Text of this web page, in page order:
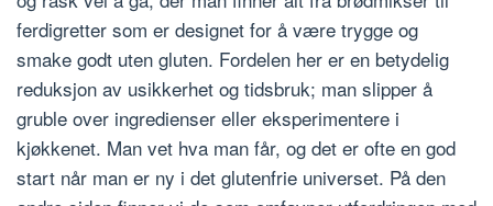
ferdigretter som er designet for å være trygge og
smake godt uten gluten. Fordelen her er en betydelig
reduksjon av usikkerhet og tidsbruk; man slipper å
gruble over ingredienser eller eksperimentere i
kjøkkenet. Man vet hva man får, og det er ofte en god
start når man er ny i det glutenfrie universet. På den